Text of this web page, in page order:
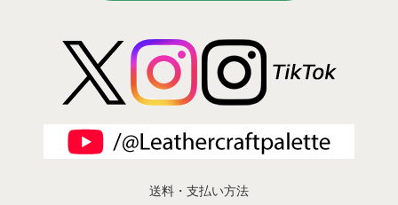
送料・支払い方法